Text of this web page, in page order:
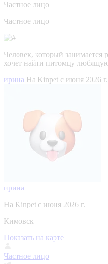
Частное лицо
Частное лицо
Человек, который занимается
хочет найти питомцу
ирина На Kinpet c июня 2026 г.
ирина
На Kinpet c июня 2026 г.
Кимовск
Показать на карте
Частное лицо